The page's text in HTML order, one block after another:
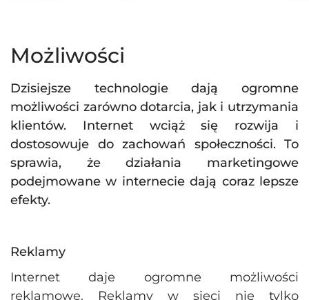
Możliwości
Dzisiejsze technologie dają ogromne
możliwości zarówno dotarcia, jak i utrzymania
klientów. Internet wciąż się rozwija i
dostosowuje do zachowań społeczności. To
sprawia, że działania marketingowe
podejmowane w internecie dają coraz lepsze
efekty.
Reklamy
Internet daje ogromne możliwości
reklamowe. Reklamy w sieci nie tylko